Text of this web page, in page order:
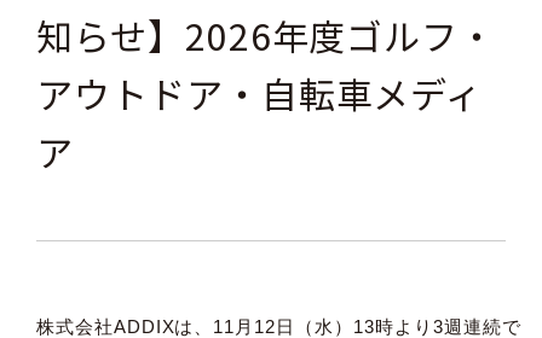
知らせ】2026年度ゴルフ・
アウトドア・自転車メディ
ア
株式会社ADDIXは、11月12日（水）13時より3週連続で